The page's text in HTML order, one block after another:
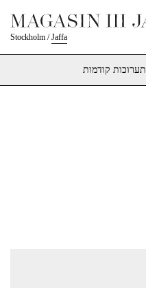
Stockholm /Jaffa
תערוכות קודמות